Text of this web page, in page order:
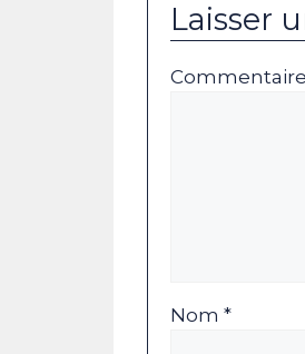
Laisser
Commentaire
Nom *